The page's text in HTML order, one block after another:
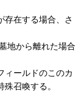
存在する場合、さ
地から離れた場合
ィールドのこのカ
召喚する。